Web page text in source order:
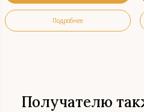
Подробнее
Получателю